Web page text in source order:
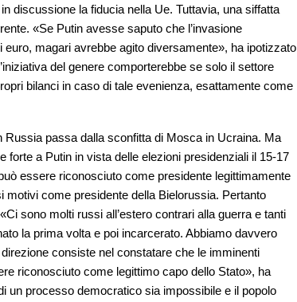
discussione la fiducia nella Ue. Tuttavia, una siffatta
«Se Putin avesse saputo che l’invasione
magari avrebbe agito diversamente», ha ipotizzato
del genere comporterebbe se solo il settore
bilanci in caso di tale evenienza, esattamente come
Russia passa dalla sconfitta di Mosca in Ucraina. Ma
a Putin in vista delle elezioni presidenziali il 15-17
essere riconosciuto come presidente legittimamente
come presidente della Bielorussia. Pertanto
sono molti russi all’estero contrari alla guerra e tanti
la prima volta e poi incarcerato. Abbiamo davvero
consiste nel constatare che le imminenti
riconosciuto come legittimo capo dello Stato», ha
un processo democratico sia impossibile e il popolo